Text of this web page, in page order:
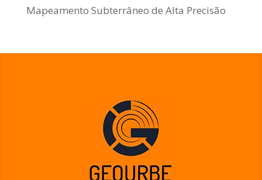
Mapeamento Subterrâneo de Alta Precisão